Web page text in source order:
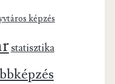
képzés
statisztika